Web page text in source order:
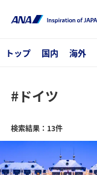
トップ 国内 海外
#ドイツ
検索結果：13件